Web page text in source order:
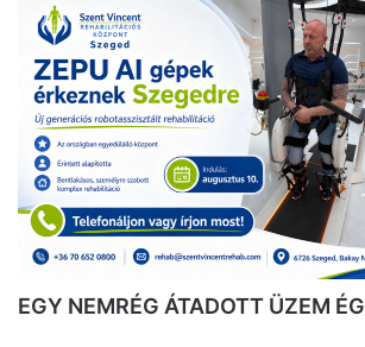
EGY NEMRÉG ÁTADOTT ÜZEM ÉG